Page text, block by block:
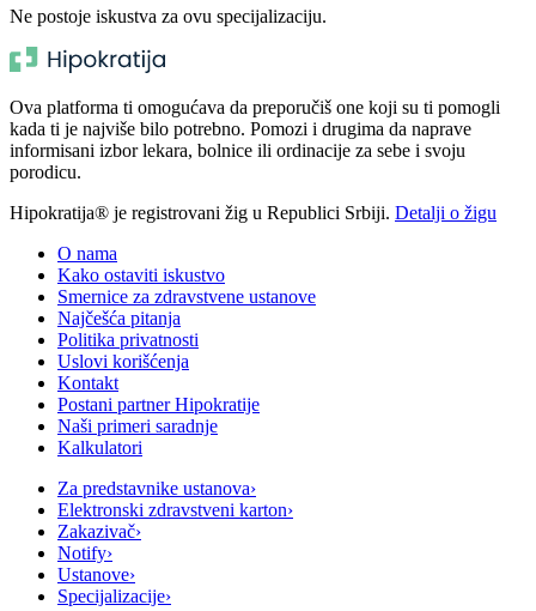
Ne postoje iskustva za ovu specijalizaciju.
Ova platforma ti omogućava da preporučiš one koji su ti pomogli
kada ti je najviše bilo potrebno. Pomozi i drugima da naprave
informisani izbor lekara, bolnice ili ordinacije za sebe i svoju
porodicu.
Hipokratija® je registrovani žig u Republici Srbiji. Detalji o žigu
O nama
Kako ostaviti iskustvo
Smernice za zdravstvene ustanove
Najčešća pitanja
Politika privatnosti
Uslovi korišćenja
Kontakt
Postani partner Hipokratije
Naši primeri saradnje
Kalkulatori
Za predstavnike ustanova›
Elektronski zdravstveni karton›
Zakazivač›
Notify›
Ustanove›
Specijalizacije›